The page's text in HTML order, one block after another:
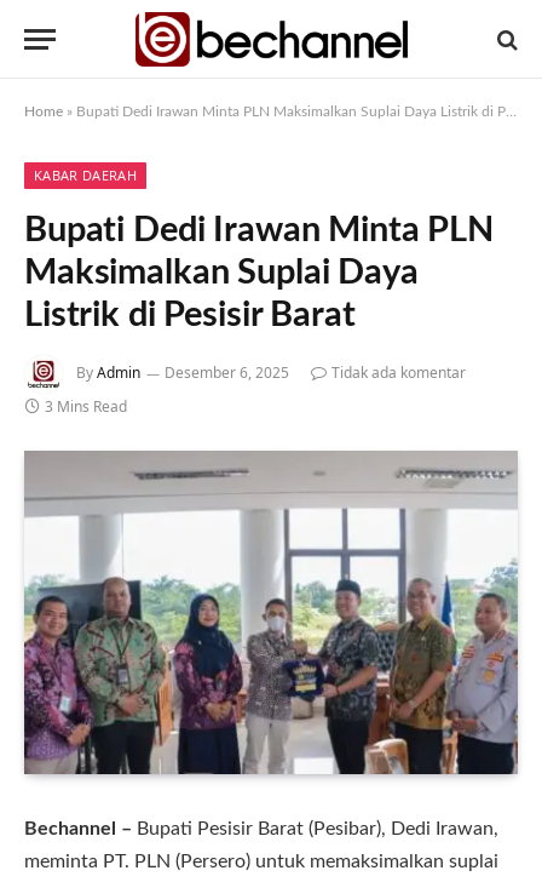
Home » Bupati Dedi Irawan Minta PLN Maksimalkan Suplai Daya Listrik di Pesisir Barat
KABAR DAERAH
Bupati Dedi Irawan Minta PLN
Maksimalkan Suplai Daya
Listrik di Pesisir Barat
ByAdmin Desember 6, 2025
Tidak ada komentar
3 Mins Read
Bechannel – Bupati Pesisir Barat (Pesibar), Dedi Irawan,
meminta PT. PLN (Persero) untuk memaksimalkan suplai